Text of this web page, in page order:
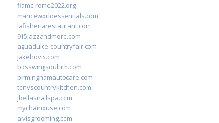
fiamc-rome2022.org
mariceworldessentials.com
lafisheriarestaurant.com
915jazzandmore.com
aguadulce-countryfair.com
jakehovis.com
bosswingsduluth.com
birminghamautocare.com
tonyscountrykitchen.com
jbellasnailspa.com
mychaihouse.com
alvisgrooming.com